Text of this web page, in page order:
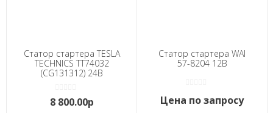
Статор стартера TESLA
TECHNICS TT74032
(CG131312) 24В
8 800.00р
Статор стартера WAI
57-8204 12В
Цена по запросу